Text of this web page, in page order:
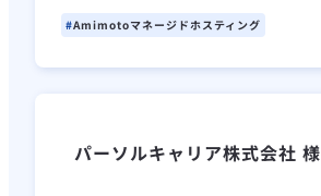
Amimotoマネージドホスティング
パーソルキャリア株式会社 様